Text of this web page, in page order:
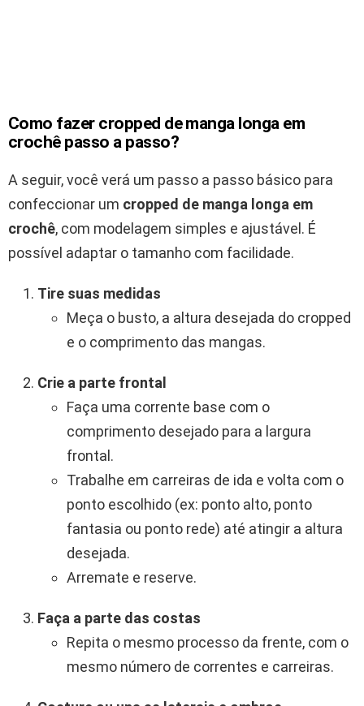
Como fazer cropped de manga longa em
crochê passo a passo?
A seguir, você verá um passo a passo básico para
confeccionar um cropped de manga longa em
crochê, com modelagem simples e ajustável. É
possível adaptar o tamanho com facilidade.
Tire suas medidas
Meça o busto, a altura desejada do cropped
e o comprimento das mangas.
Crie a parte frontal
Faça uma corrente base com o
comprimento desejado para a largura
frontal.
Trabalhe em carreiras de ida e volta com o
ponto escolhido (ex: ponto alto, ponto
fantasia ou ponto rede) até atingir a altura
desejada.
Arremate e reserve.
Faça a parte das costas
Repita o mesmo processo da frente, com o
mesmo número de correntes e carreiras.